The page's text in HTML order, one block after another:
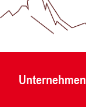
Unternehmen